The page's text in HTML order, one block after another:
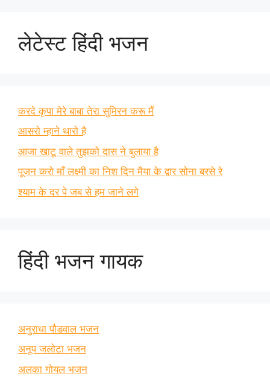
लेटेस्ट हिंदी भजन
करदे कृपा मेरे बाबा तेरा सुमिरन करू मैं
आसरो म्हाने थारो है
आजा खाटू वाले तुझको दास ने बुलाया है
पूजन करो माँ लक्ष्मी का निश दिन मैया के द्वार सोना बरसे रे
श्याम के दर पे जब से हम जाने लगे
हिंदी भजन गायक
अनुराधा पौडवाल भजन
अनूप जलोटा भजन
अलका गोयल भजन